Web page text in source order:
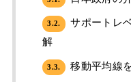
3.2.
サポートレ
解
3.3. 移動平均線